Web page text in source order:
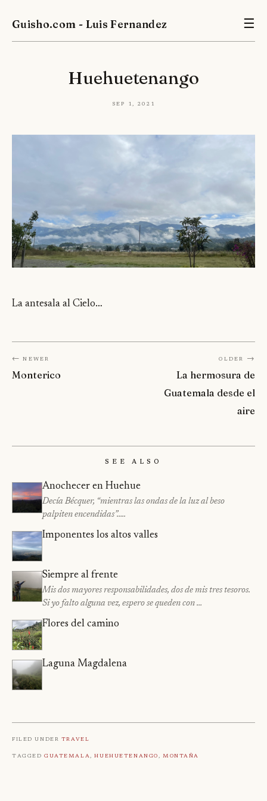
Guisho.com - Luis Fernandez ☰
Huehuetenango
Sep 1, 2021
La antesala al Cielo…
← Newer
Monterico
Older →
La hermosura de
Guatemala desde el
aire
See Also
Anochecer en Huehue
Decía Bécquer, “mientras las ondas de la luz al beso
palpiten encendidas”…..
Imponentes los altos valles
Siempre al frente
Mis dos mayores responsabilidades, dos de mis tres tesoros.
Si yo falto alguna vez, espero se queden con …
Flores del camino
Laguna Magdalena
Filed under Travel
TaggedGuatemala,Huehuetenango, Montaña